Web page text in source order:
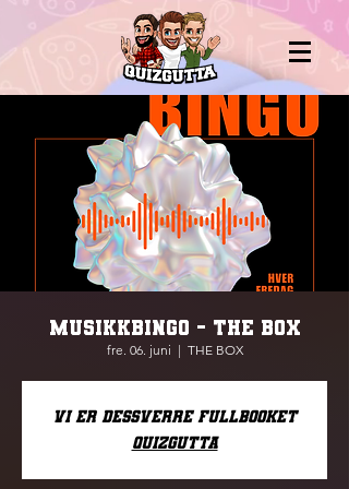
MUSIKKBINGO - THE BOX
fre. 06. juni
  |
THE BOX
Vi er dessverre fullbooket
Quizgutta